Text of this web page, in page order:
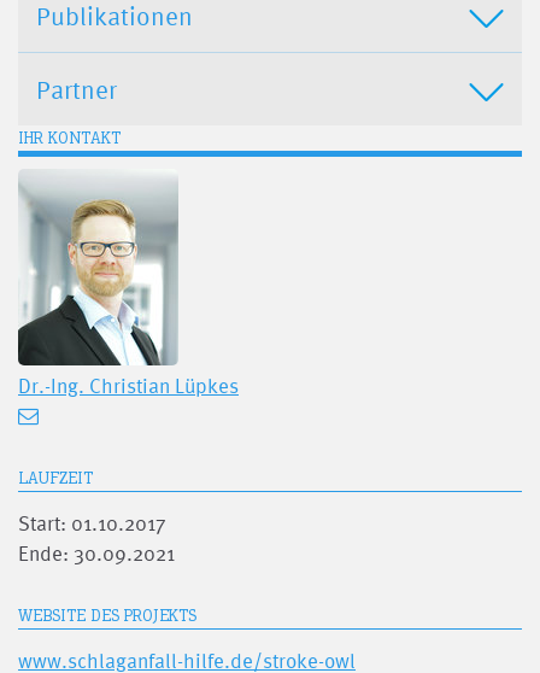
Publikationen
Partner
IHR KONTAKT
Dr.-Ing. Christian Lüpkes
LAUFZEIT
Start: 01.10.2017
Ende: 30.09.2021
WEBSITE DES PROJEKTS
www.schlaganfall-hilfe.de/stroke-owl